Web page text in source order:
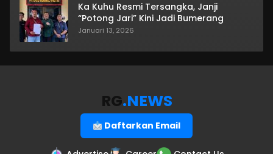
Ka Kuhu Resmi Tersangka, Janji
“Potong Jari” Kini Jadi Bumerang
Januari 13, 2026
RG.NEWS
Daftarkan Email